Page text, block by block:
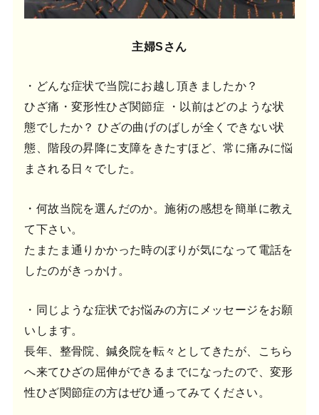
主婦Sさん
・どんな症状で当院にお越し頂きましたか？
ひざ痛・変形性ひざ関節症 ・以前はどのような状
態でしたか？ ひざの曲げのばしが全くできない状
態、階段の昇降に支障をきたすほど、常に痛みに悩
まされる日々でした。
・何故当院を選んだのか。施術の感想を簡単に教え
て下さい。
たまたま通りかかった時のぼりが気になって電話を
したのがきっかけ。
・同じような症状でお悩みの方にメッセージをお願
いします。
長年、整骨院、鍼灸院を転々としてきたが、こちら
へ来てひざの屈伸ができるまでになったので、変形
性ひざ関節症の方はぜひ通ってみてください。